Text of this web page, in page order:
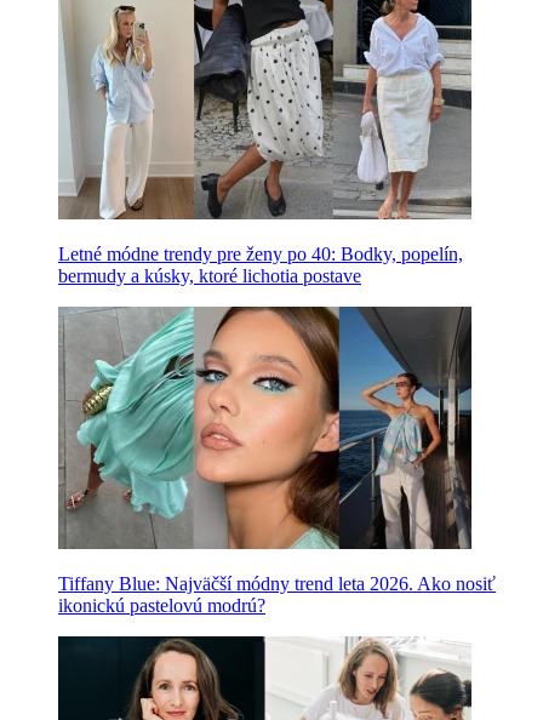
Letné módne trendy pre ženy po 40: Bodky, popelín,
bermudy a kúsky, ktoré lichotia postave
Tiffany Blue: Najväčší módny trend leta 2026. Ako nosiť
ikonickú pastelovú modrú?